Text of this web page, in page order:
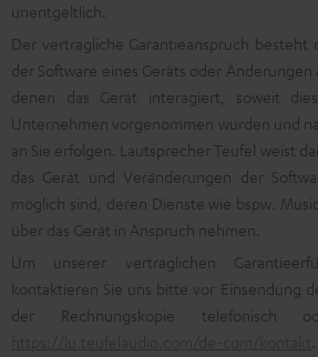
unentgeltlich.
Der vertragliche Garantieanspruch
der Software eines Geräts oder
denen das Gerät interagiert, soweit
Unternehmen vorgenommen wurden und
an Sie erfolgen. Lautsprecher Teufel weist
das Gerät und Veränderungen der
möglich sind, deren Dienste wie bspw.
über das Gerät in Anspruch nehmen.
Um unserer vertraglichen
kontaktieren Sie uns bitte vor Einsendung
der Rechnungskopie telefonisch